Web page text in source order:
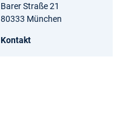
Barer Straße 21
80333 München
Kontakt